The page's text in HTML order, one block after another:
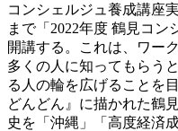
コンシェルジュ養成講座
まで「2022年度 鶴見コ
開講する。これは、ワー
多くの人に知ってもらう
る人の輪を広げることを
どんどん』に描かれた鶴
史を「沖縄」「高度経済